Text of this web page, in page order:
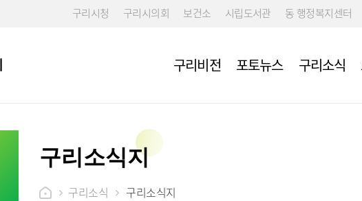
구리시청 구리시의회 보건소 시립도서관 동 행정복지센터
구리비전 포토뉴스 구리소식
구리소식지
구리소식 구리소식지